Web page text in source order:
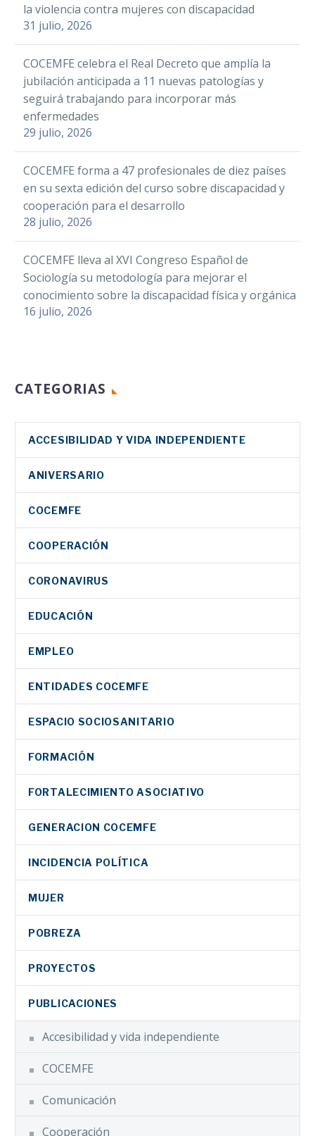
la violencia contra mujeres con discapacidad
31 julio, 2026
COCEMFE celebra el Real Decreto que amplía la
jubilación anticipada a 11 nuevas patologías y
seguirá trabajando para incorporar más
enfermedades
29 julio, 2026
COCEMFE forma a 47 profesionales de diez países
en su sexta edición del curso sobre discapacidad y
cooperación para el desarrollo
28 julio, 2026
COCEMFE lleva al XVI Congreso Español de
Sociología su metodología para mejorar el
conocimiento sobre la discapacidad física y orgánica
16 julio, 2026
CATEGORIAS
ACCESIBILIDAD Y VIDA INDEPENDIENTE
ANIVERSARIO
COCEMFE
COOPERACIÓN
CORONAVIRUS
EDUCACIÓN
EMPLEO
ENTIDADES COCEMFE
ESPACIO SOCIOSANITARIO
FORMACIÓN
FORTALECIMIENTO ASOCIATIVO
GENERACION COCEMFE
INCIDENCIA POLÍTICA
MUJER
POBREZA
PROYECTOS
PUBLICACIONES
Accesibilidad y vida independiente
COCEMFE
Comunicación
Cooperación